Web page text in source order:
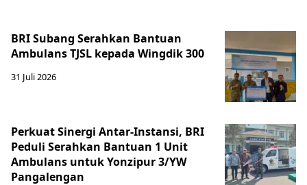
BRI Subang Serahkan Bantuan
Ambulans TJSL kepada Wingdik 300
31 Juli 2026
Perkuat Sinergi Antar-Instansi, BRI
Peduli Serahkan Bantuan 1 Unit
Ambulans untuk Yonzipur 3/YW
Pangalengan